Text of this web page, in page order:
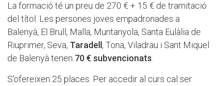
La formació té un preu de 270 € + 15 € de tramitació
del títol. Les persones joves empadronades a
Balenyà, El Brull, Malla, Muntanyola, Santa Eulàlia de
Riuprimer, Seva, Taradell , Tona, Viladrau i Sant Miquel
de Balenyà tenen 70 € subvencionats
S'ofereixen 25 places. Per accedir al curs cal ser